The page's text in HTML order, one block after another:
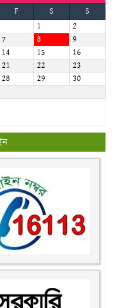
F S
S
1
2
7 8
9
14 15
16
21 22
23
28 29
30